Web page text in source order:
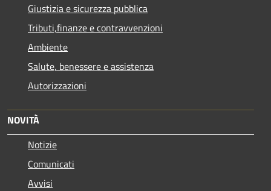
Giustizia e sicurezza pubblica
Tributi,finanze e contravvenzioni
Ambiente
Salute, benessere e assistenza
Autorizzazioni
NOVITÀ
Notizie
Comunicati
Avvisi